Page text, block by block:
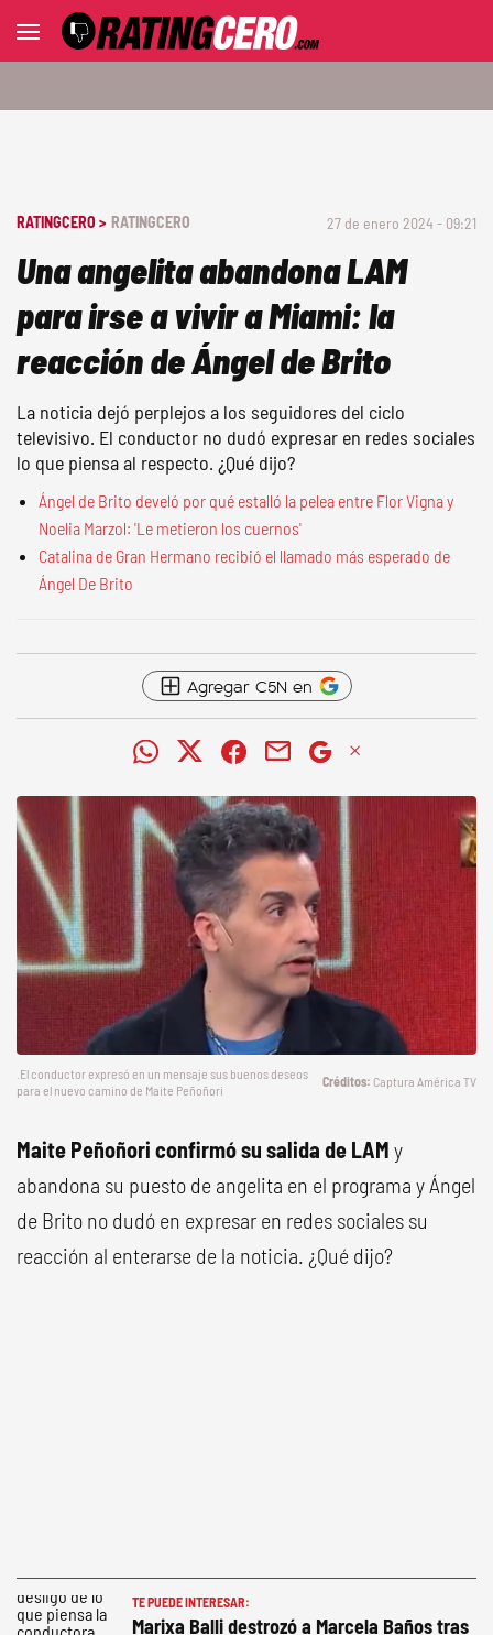
RATINGCERO > RATINGCERO 27 de enero 2024 - 09:21
Una angelita abandona LAM
para irse a vivir a Miami: la
reacción de Ángel de Brito
La noticia dejó perplejos a los seguidores del ciclo
televisivo. El conductor no dudó expresar en redes sociales
lo que piensa al respecto. ¿Qué dijo?
Ángel de Brito develó por qué estalló la pelea entre Flor Vigna y
Noelia Marzol: 'Le metieron los cuernos'
Catalina de Gran Hermano recibió el llamado más esperado de
Ángel De Brito
Agregar C5N en
.El conductor expresó en un mensaje sus buenos deseos
para el nuevo camino de Maite Peñoñori
Captura América TV
Maite Peñoñori confirmó su salida de LAM y
abandona su puesto de angelita en el programa y Ángel
de Brito no dudó en expresar en redes sociales su
reacción al enterarse de la noticia. ¿Qué dijo?
TE PUEDE INTERESAR:
Marixa Balli destrozó a Marcela Baños tras